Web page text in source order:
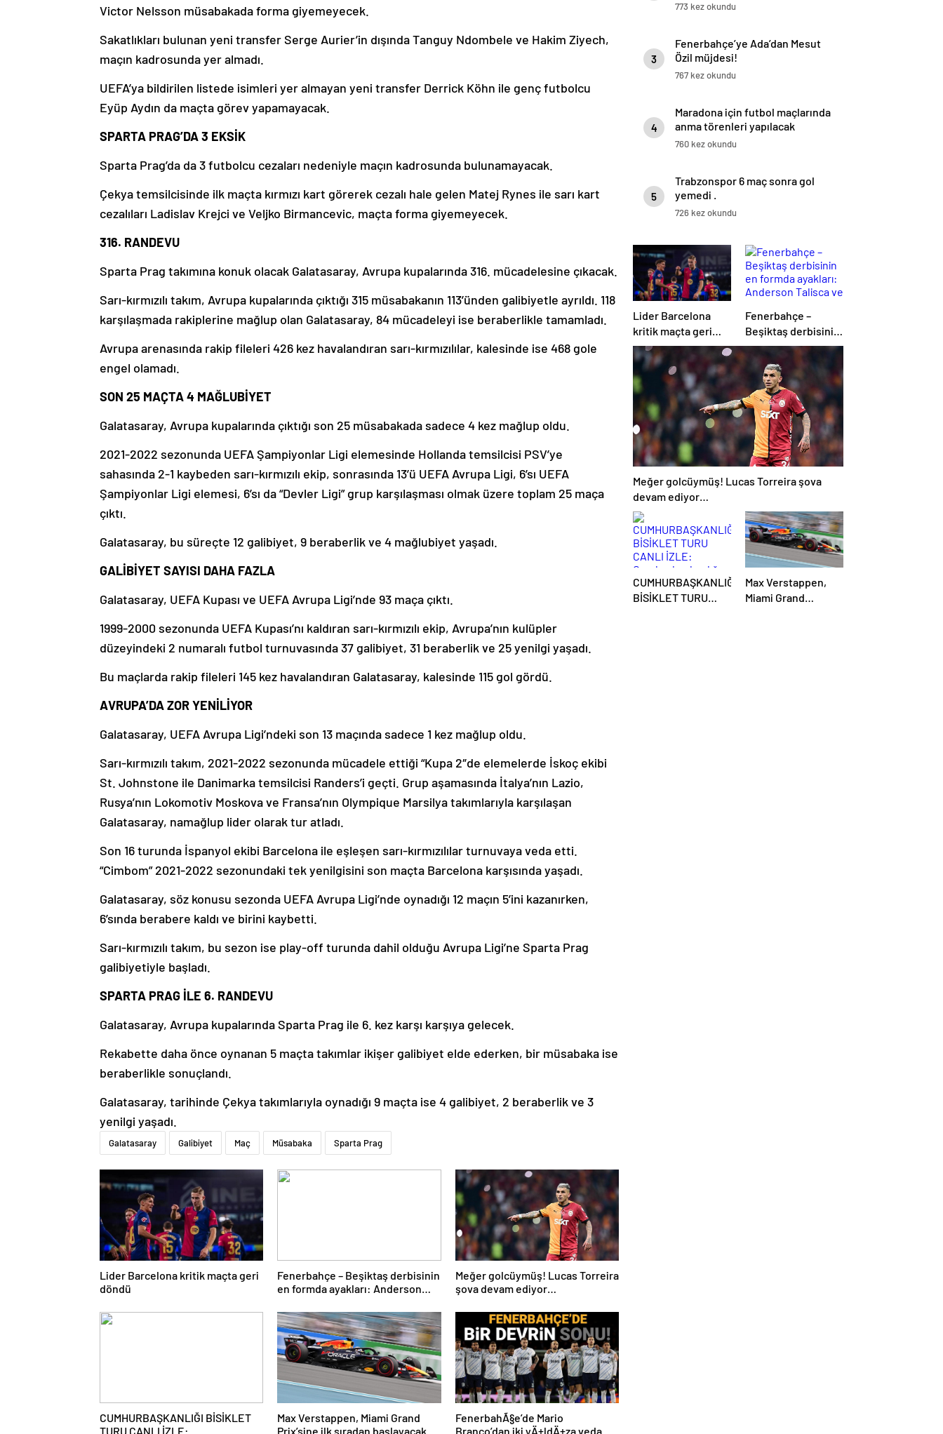
Victor Nelsson müsabakada forma giyemeyecek.
Sakatlıkları bulunan yeni transfer Serge Aurier’in dışında Tanguy Ndombele ve Hakim Ziyech,
maçın kadrosunda yer almadı.
UEFA’ya bildirilen listede isimleri yer almayan yeni transfer Derrick Köhn ile genç futbolcu
Eyüp Aydın da maçta görev yapamayacak.
SPARTA PRAG’DA 3 EKSİK
Sparta Prag’da da 3 futbolcu cezaları nedeniyle maçın kadrosunda bulunamayacak.
Çekya temsilcisinde ilk maçta kırmızı kart görerek cezalı hale gelen Matej Rynes ile sarı kart
cezalıları Ladislav Krejci ve Veljko Birmancevic, maçta forma giyemeyecek.
316. RANDEVU
Sparta Prag takımına konuk olacak Galatasaray, Avrupa kupalarında 316. mücadelesine çıkacak.
Sarı-kırmızılı takım, Avrupa kupalarında çıktığı 315 müsabakanın 113’ünden galibiyetle ayrıldı. 118
karşılaşmada rakiplerine mağlup olan Galatasaray, 84 mücadeleyi ise beraberlikle tamamladı.
Avrupa arenasında rakip fileleri 426 kez havalandıran sarı-kırmızılılar, kalesinde ise 468 gole
engel olamadı.
SON 25 MAÇTA 4 MAĞLUBİYET
Galatasaray, Avrupa kupalarında çıktığı son 25 müsabakada sadece 4 kez mağlup oldu.
2021-2022 sezonunda UEFA Şampiyonlar Ligi elemesinde Hollanda temsilcisi PSV’ye
sahasında 2-1 kaybeden sarı-kırmızılı ekip, sonrasında 13’ü UEFA Avrupa Ligi, 6’sı UEFA
Şampiyonlar Ligi elemesi, 6’sı da “Devler Ligi” grup karşılaşması olmak üzere toplam 25 maça
çıktı.
Galatasaray, bu süreçte 12 galibiyet, 9 beraberlik ve 4 mağlubiyet yaşadı.
GALİBİYET SAYISI DAHA FAZLA
Galatasaray, UEFA Kupası ve UEFA Avrupa Ligi’nde 93 maça çıktı.
1999-2000 sezonunda UEFA Kupası’nı kaldıran sarı-kırmızılı ekip, Avrupa’nın kulüpler
düzeyindeki 2 numaralı futbol turnuvasında 37 galibiyet, 31 beraberlik ve 25 yenilgi yaşadı.
Bu maçlarda rakip fileleri 145 kez havalandıran Galatasaray, kalesinde 115 gol gördü.
AVRUPA’DA ZOR YENİLİYOR
Galatasaray, UEFA Avrupa Ligi’ndeki son 13 maçında sadece 1 kez mağlup oldu.
Sarı-kırmızılı takım, 2021-2022 sezonunda mücadele ettiği “Kupa 2″de elemelerde İskoç ekibi
St. Johnstone ile Danimarka temsilcisi Randers’i geçti. Grup aşamasında İtalya’nın Lazio,
Rusya’nın Lokomotiv Moskova ve Fransa’nın Olympique Marsilya takımlarıyla karşılaşan
Galatasaray, namağlup lider olarak tur atladı.
Son 16 turunda İspanyol ekibi Barcelona ile eşleşen sarı-kırmızılılar turnuvaya veda etti.
“Cimbom” 2021-2022 sezonundaki tek yenilgisini son maçta Barcelona karşısında yaşadı.
Galatasaray, söz konusu sezonda UEFA Avrupa Ligi’nde oynadığı 12 maçın 5’ini kazanırken,
6’sında berabere kaldı ve birini kaybetti.
Sarı-kırmızılı takım, bu sezon ise play-off turunda dahil olduğu Avrupa Ligi’ne Sparta Prag
galibiyetiyle başladı.
SPARTA PRAG İLE 6. RANDEVU
Galatasaray, Avrupa kupalarında Sparta Prag ile 6. kez karşı karşıya gelecek.
Rekabette daha önce oynanan 5 maçta takımlar ikişer galibiyet elde ederken, bir müsabaka ise
beraberlikle sonuçlandı.
Galatasaray, tarihinde Çekya takımlarıyla oynadığı 9 maçta ise 4 galibiyet, 2 beraberlik ve 3
yenilgi yaşadı.
Galatasaray Galibiyet Maç Müsabaka Sparta Prag
Lider Barcelona kritik maçta geri
döndü
Fenerbahçe – Beşiktaş derbisinin
en formda ayakları: Anderson
Meğer golcüymüş! Lucas Torreira
şova devam ediyor…
CUMHURBAŞKANLIĞI BİSİKLET
TURU CANLI İZLE:
Max Verstappen, Miami Grand
Prix’sine ilk sıradan başlayacak
FenerbahÃ§e’de Mario
Branco’dan iki yÄ±ldÄ±za veda
773 kez okundu
3
Fenerbahçe’ye Ada’dan Mesut
Özil müjdesi!
767 kez okundu
4
Maradona için futbol maçlarında
anma törenleri yapılacak
760 kez okundu
5
Trabzonspor 6 maç sonra gol
yemedi .
726 kez okundu
Lider Barcelona
kritik maçta geri
döndü
Fenerbahçe –
Beşiktaş derbisinin
en formda ayakları:
Anderson Talisca
ve Rafa Silva
Meğer golcüymüş! Lucas Torreira şova
devam ediyor…
CUMHURBAŞKANLIĞI
BİSİKLET TURU
Max Verstappen,
Miami Grand